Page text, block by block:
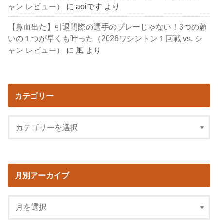
ャン レビュー）
にaoiです より
【鼻血出た】引退間際の選手のプレーじゃない！3つの願
いの１つが早くも叶った（2026ワシントン１回戦 vs. シ
ャン レビュー）
に 風 より
カテゴリー
月別アーカイブ